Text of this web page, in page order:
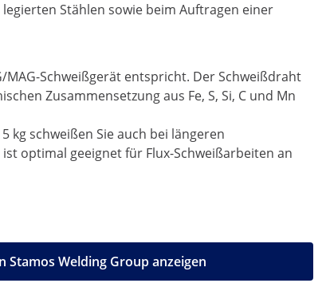
Stählen sowie beim Auftragen einer
Schweißgerät entspricht. Der Schweißdraht
Zusammensetzung aus Fe, S, Si, C und Mn
kg schweißen Sie auch bei längeren
optimal geeignet für Flux-Schweißarbeiten an
Stamos Welding Group anzeigen